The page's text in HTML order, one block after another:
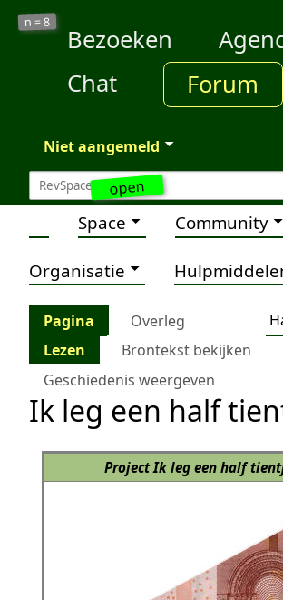
open
n =8
Bezoeken
Chat
Forum
Niet aangemeld
Space Community
Organisatie
Pagina Overleg
Lezen
Brontekst bekijken
Geschiedenis weergeven
Ik leg een half
Project Ik leg een half